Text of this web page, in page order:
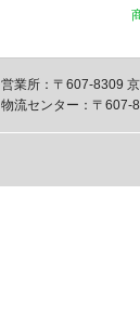
営業所：〒607-8309
物流センター：〒